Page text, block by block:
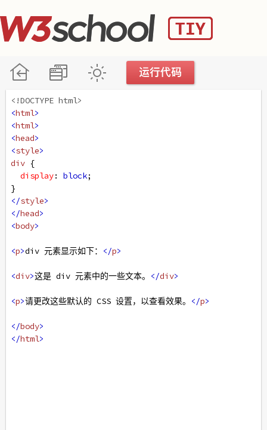
<!DOCTYPE html>
<html>
<html>
<head>
<style>
div
display: block;
}
</style>
</head>
<body>
<p>div 元素显示如下： </p>
<div>这是 div 元素中的一些文本。 </div>
<p>请更改这些默认的 CSS 设置，以查看效果。 </p>
</body>
</html>